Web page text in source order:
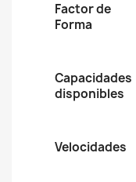
Factor de
Forma
Capacidades
disponibles
Velocidades